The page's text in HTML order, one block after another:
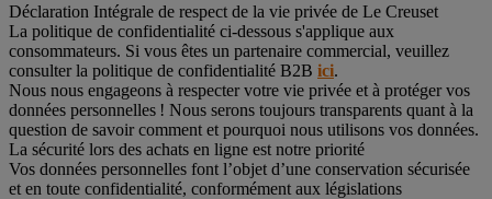
Déclaration Intégrale de respect de la vie privée de Le Creuset
La politique de confidentialité ci-dessous s'applique aux
consommateurs. Si vous êtes un partenaire commercial, veuillez
consulter la politique de confidentialité B2B ici.
Nous nous engageons à respecter votre vie privée et à protéger vos
données personnelles ! Nous serons toujours transparents quant à la
question de savoir comment et pourquoi nous utilisons vos données.
La sécurité lors des achats en ligne est notre priorité
Vos données personnelles font l’objet d’une conservation sécurisée
et en toute confidentialité, conformément aux législations